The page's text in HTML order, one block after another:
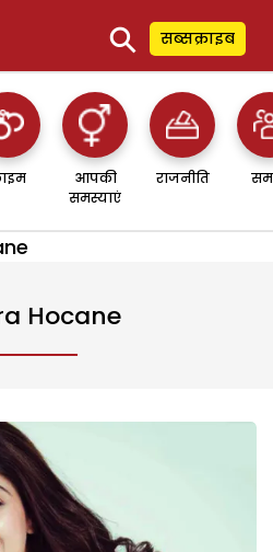
⚲ सब्सक्राइब
आपकी
समस्याएं
राजनीति
Hocane